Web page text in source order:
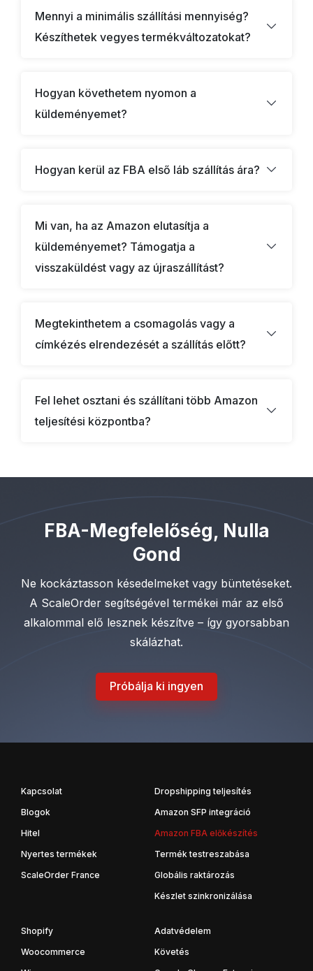
Mennyi a minimális szállítási mennyiség?
Készíthetek vegyes termékváltozatokat?
Hogyan követhetem nyomon a
küldeményemet?
Hogyan kerül az FBA első láb szállítás ára?
Mi van, ha az Amazon elutasítja a
küldeményemet? Támogatja a
visszaküldést vagy az újraszállítást?
Megtekinthetem a csomagolás vagy a
címkézés elrendezését a szállítás előtt?
Fel lehet osztani és szállítani több Amazon
teljesítési központba?
FBA-Megfelelőség, Nulla
Gond
Ne kockáztasson késedelmeket vagy büntetéseket.
A ScaleOrder segítségével termékei már az első
alkalommal elő lesznek készítve – így gyorsabban
skálázhat.
Próbálja ki ingyen
Kapcsolat
Blogok
Hitel
Nyertes termékek
ScaleOrder France
Dropshipping teljesítés
Amazon SFP integráció
Amazon FBA előkészítés
Termék testreszabása
Globális raktározás
Készlet szinkronizálása
Shopify
Woocommerce
Adatvédelem
Követés